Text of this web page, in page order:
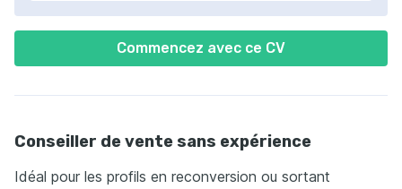
Commencez avec ce CV
Conseiller de vente sans expérience
Idéal pour les profils en reconversion ou sortant